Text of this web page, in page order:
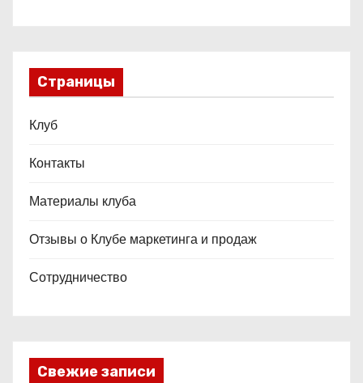
Страницы
Клуб
Контакты
Материалы клуба
Отзывы о Клубе маркетинга и продаж
Сотрудничество
Свежие записи